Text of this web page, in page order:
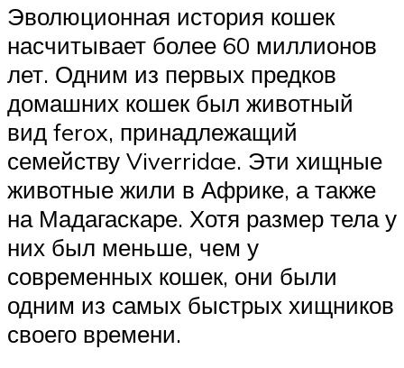
Эволюционная история кошек
насчитывает более 60 миллионов
лет. Одним из первых предков
домашних кошек был животный
вид ferox, принадлежащий
семейству Viverridae. Эти хищные
животные жили в Африке, а также
на Мадагаскаре. Хотя размер тела у
них был меньше, чем у
современных кошек, они были
одним из самых быстрых хищников
своего времени.